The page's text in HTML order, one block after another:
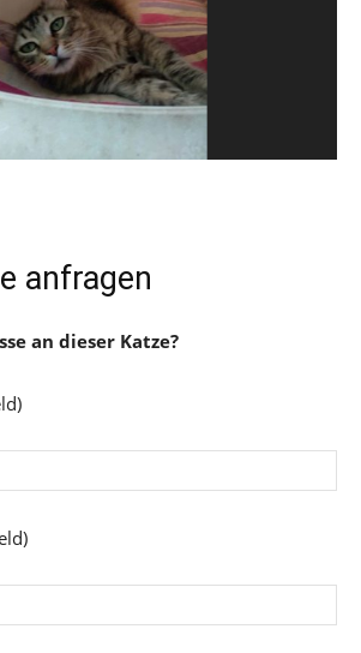
anfragen
an dieser Katze?